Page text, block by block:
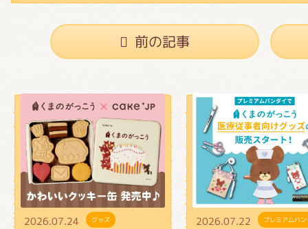
前の記事
2026.07.24 グッズ 2026.07.22 プレミアムバ